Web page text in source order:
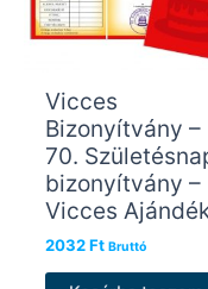
Vicces
Bizonyítvány –
70.
bizonyítvány –
Vicces
2032Ft Bruttó